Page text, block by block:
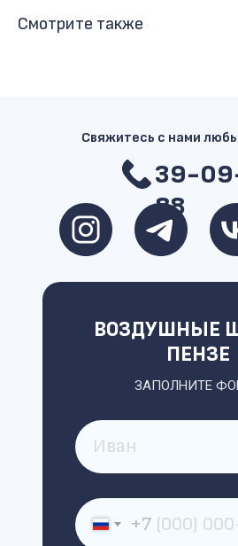
Смотрите также
39-
88
ЗАПОЛНИТЕ
ВОЗДУШНЫЕ
ПЕНЗЕ
+7
Свяжитесь с нами